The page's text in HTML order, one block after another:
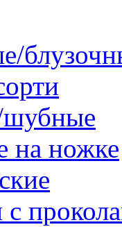
шубные
на ножке